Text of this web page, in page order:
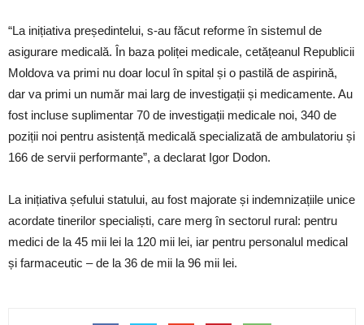
“La inițiativa președintelui, s-au făcut reforme în sistemul de
asigurare medicală. În baza poliței medicale, cetățeanul Republicii
Moldova va primi nu doar locul în spital și o pastilă de aspirină,
dar va primi un număr mai larg de investigații și medicamente. Au
fost incluse suplimentar 70 de investigații medicale noi, 340 de
poziții noi pentru asistență medicală specializată de ambulatoriu și
166 de servii performante”, a declarat Igor Dodon.
La inițiativa șefului statului, au fost majorate și indemnizațiile unice
acordate tinerilor specialiști, care merg în sectorul rural: pentru
medici de la 45 mii lei la 120 mii lei, iar pentru personalul medical
și farmaceutic – de la 36 de mii la 96 mii lei.